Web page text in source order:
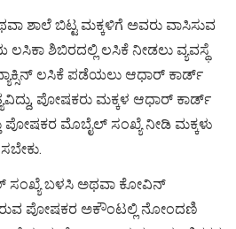
ಶಾಲೆ ಬಿಟ್ಟ ಮಕ್ಕಳಿಗೆ ಅವರು ವಾಸಿಸುವ
ಲಸಿಕಾ ಶಿಬಿರದಲ್ಲಿ ಲಸಿಕೆ ನೀಡಲು ವ್ಯವಸ್ಥೆ
ಲಸಿಕೆ ಪಡೆಯಲು ಆಧಾರ್ ಕಾರ್ಡ್
ಪೋಷಕರು ಮಕ್ಕಳ ಆಧಾರ್ ಕಾರ್ಡ್
ಪೋಷಕರ ಮೊಬೈಲ್ ಸಂಖ್ಯೆ ನೀಡಿ ಮಕ್ಕಳು
ಸಂಖ್ಯೆ ಬಳಸಿ ಅಥವಾ ಕೋವಿನ್
ಪೋಷಕರ ಅಕೌಂಟಲ್ಲಿ ನೋಂದಣಿ